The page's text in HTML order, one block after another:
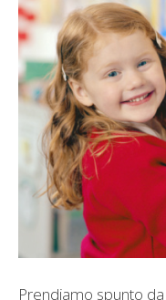
Prendiamo spunto